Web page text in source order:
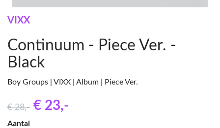
VIXX
Continuum - Piece Ver. -
Black
Boy Groups | VIXX | Album | Piece Ver.
€ 28,- € 23,-
Aantal